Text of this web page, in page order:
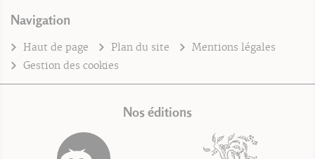
Navigation
Haut de page Plan du site
Mentions légales
Gestion des cookies
Nos éditions